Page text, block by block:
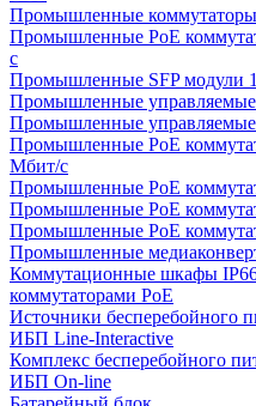
Промышленные
Промышленные PoE
с
Промышленные SFP модули
Промышленные
Промышленные
Промышленные PoE
Мбит/с
Промышленные PoE
Промышленные PoE
Промышленные PoE
Промышленные
Коммутационные шкафы
коммутаторами PoE
Источники бесперебойного
ИБП Line-Interactive
Комплекс бесперебойного
ИБП On-line